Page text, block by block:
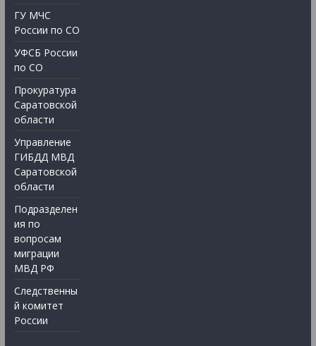
ГУ МЧС
России по СО
УФСБ России
по СО
Прокуратура
Саратовской
области
Управление
ГИБДД МВД
Саратовской
области
Подразделен
ия по
вопросам
миграции
МВД РФ
Следственны
й комитет
России